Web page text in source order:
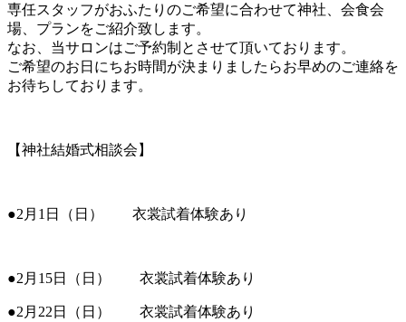
専任スタッフがおふたりのご希望に合わせて神社、会食会
場、プランをご紹介致します。
なお、当サロンはご予約制とさせて頂いております。
ご希望のお日にちお時間が決まりましたらお早めのご連絡を
お待ちしております。
【神社結婚式相談会】
●2月1日（日） 衣裳試着体験あり
●2月15日（日） 衣裳試着体験あり
●2月22日（日） 衣裳試着体験あり